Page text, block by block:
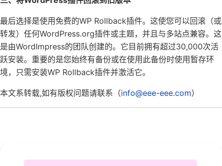
最后选择是使用免费的WP Rollback插件。这使您可以回滚（或
转发）任何WordPress.org插件或主题，并且与多站点兼容。这
是由WordImpress的团队创建的。它目前拥有超过30,000次活
跃安装。重要的是您始终有备份或在使用此备份时使用暂存环
境，只需安装WP Rollback插件并激活它。
本文系转载,如有版权问题请联系（info@eee-eee.com）